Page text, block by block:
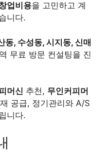
업비용을 고민하고 계
니다.
동, 수성동, 시지동, 신매
무료 방문 컨설팅을 진
머신 추천, 무인커피머
공급, 정기관리와 A/S
니다.